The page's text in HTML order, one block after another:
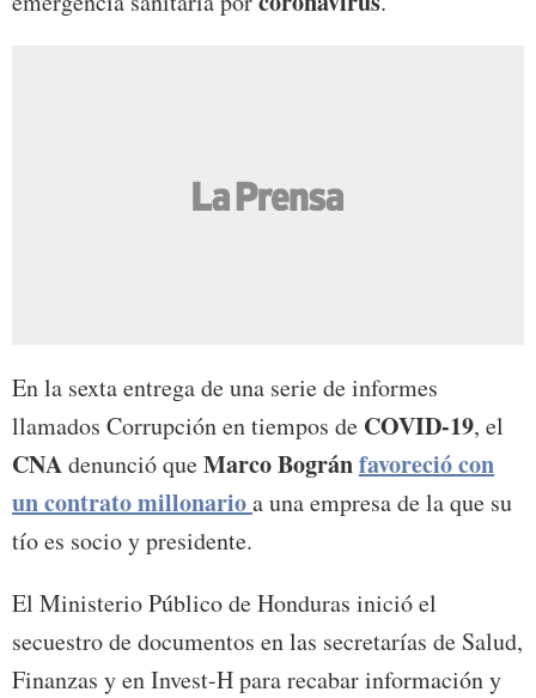
En la sexta entrega de una serie de informes
llamados Corrupción en tiempos de COVID-19, el
CNAdenunció queMarco Bogránfavoreció con
un contrato millonarioa una empresa de la que su
tío es socio y presidente.
El Ministerio Público de Honduras inició el
secuestro de documentos en las secretarías de Salud,
Finanzas y en Invest-H para recabar información y